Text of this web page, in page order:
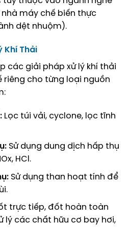
máy chế biến thực
dệt nhuộm).
Khí Thải
các giải pháp xử lý khí thải
riêng cho từng loại nguồn
Lọc túi vải, cyclone, lọc tĩnh
Sử dụng dung dịch hấp thụ
HCl.
Sử dụng than hoạt tính để
trực tiếp, đốt hoàn toàn
lý các chất hữu cơ bay hơi,